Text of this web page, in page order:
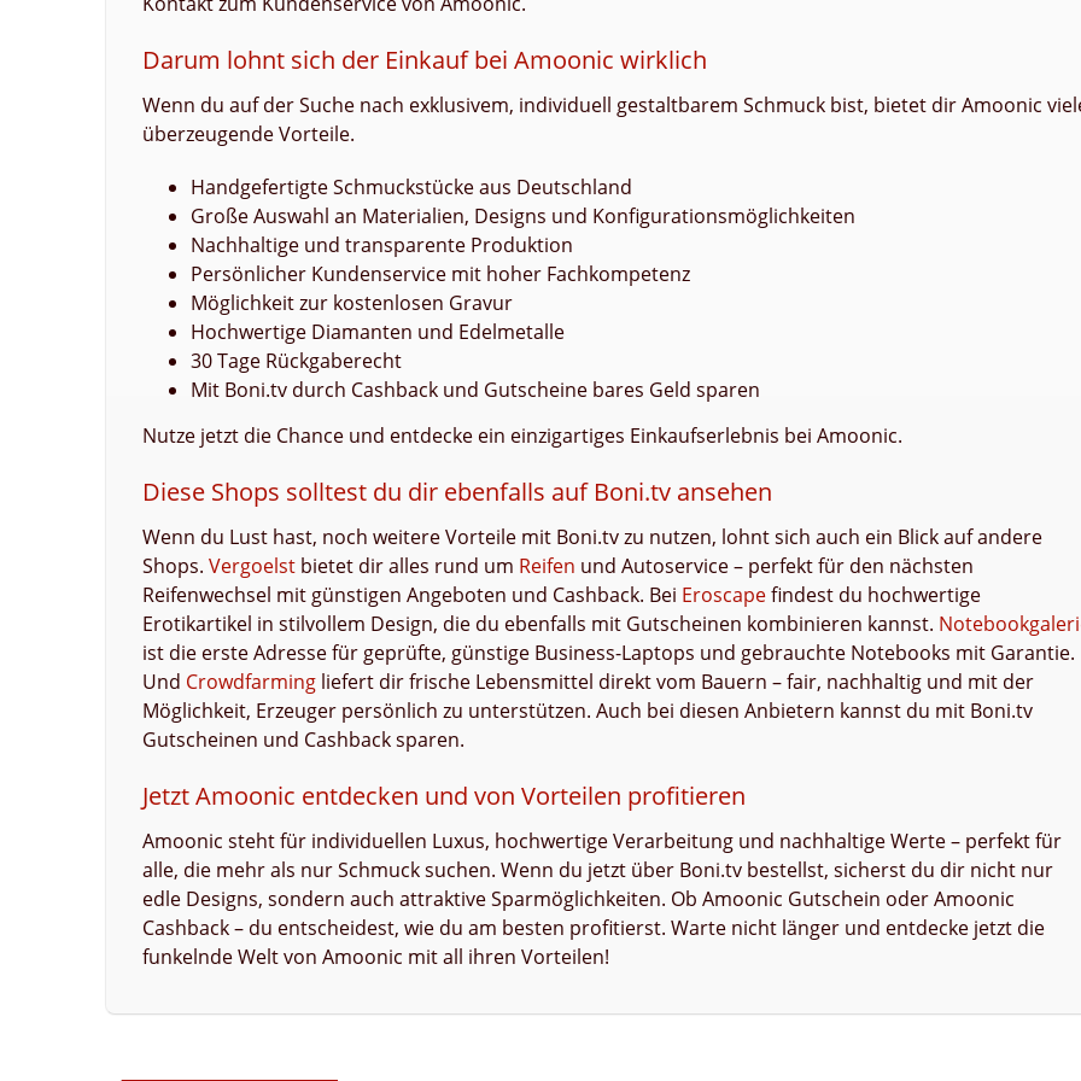
Darum lohnt sich der Einkauf bei Amoonic wirklich
Wenn du auf der Suche nach exklusivem, individuell gestaltbarem Schmuck bist, bietet dir Amoonic
überzeugende Vorteile.
Handgefertigte Schmuckstücke aus Deutschland
Große Auswahl an Materialien, Designs und Konfigurationsmöglichkeiten
Nachhaltige und transparente Produktion
Persönlicher Kundenservice mit hoher Fachkompetenz
Möglichkeit zur kostenlosen Gravur
Hochwertige Diamanten und Edelmetalle
30 Tage Rückgaberecht
Mit Boni.tv durch Cashback und Gutscheine bares Geld sparen
Nutze jetzt die Chance und entdecke ein einzigartiges Einkaufserlebnis bei Amoonic.
Diese Shops solltest du dir ebenfalls auf Boni.tv ansehen
Wenn du Lust hast, noch weitere Vorteile mit Boni.tv zu nutzen, lohnt sich auch ein Blick auf andere
Shops. Vergoelst bietet dir alles rund um Reifen und Autoservice – perfekt für den nächsten
Reifenwechsel mit günstigen Angeboten und Cashback. Bei Eroscapefindest du hochwertige
Erotikartikel in stilvollem Design, die du ebenfalls mit Gutscheinen kombinieren kannst.
ist die erste Adresse für geprüfte, günstige Business-Laptops und gebrauchte Notebooks mit Garantie.
Und Crowdfarming liefert dir frische Lebensmittel direkt vom Bauern – fair, nachhaltig und mit der
Möglichkeit, Erzeuger persönlich zu unterstützen. Auch bei diesen Anbietern kannst du mit Boni.tv
Gutscheinen und Cashback sparen.
Jetzt Amoonic entdecken und von Vorteilen profitieren
Amoonic steht für individuellen Luxus, hochwertige Verarbeitung und nachhaltige Werte – perfekt für
alle, die mehr als nur Schmuck suchen. Wenn du jetzt über Boni.tv bestellst, sicherst du dir nicht nur
edle Designs, sondern auch attraktive Sparmöglichkeiten. Ob Amoonic Gutschein oder Amoonic
Cashback – du entscheidest, wie du am besten profitierst. Warte nicht länger und entdecke jetzt die
funkelnde Welt von Amoonic mit all ihren Vorteilen!